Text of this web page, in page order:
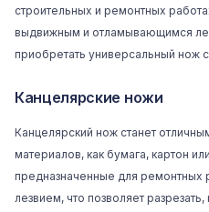
строительных и ремонтных
выдвижным и отламывающимся
приобретать универсальный нож
Канцелярские ножи
Канцелярский нож станет
материалов, как бумага, картон
предназначенные для
лезвием, что позволяет